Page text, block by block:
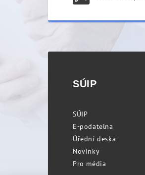
SÚIP
SÚIP
E-podatelna
Úřední deska
Novinky
Pro média